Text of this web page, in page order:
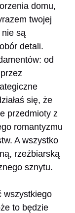
domu,
twojej
są
detali.
od
się, że
przedmioty z
romantyzmu
A wszystko
rzeźbiarską
sznytu.
wszystkiego
to będzie